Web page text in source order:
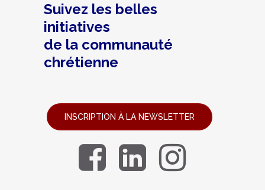
Suivez les belles
initiatives
de la communauté
chrétienne
INSCRIPTION À LA NEWSLETTER